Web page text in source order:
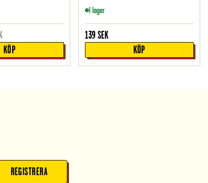
KÖP
I lager
139 SEK
KÖP
REGISTRERA